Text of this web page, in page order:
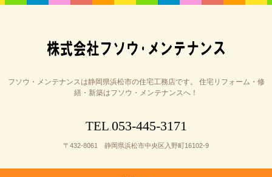
フソウ・メンテナンスは静岡県浜松市の住宅工務店です。 住宅リフォーム・修
繕・新築はフソウ・メンテナンスへ！
TEL 053-445-3171
〒432-8061 静岡県浜松市中央区入野町16102-9